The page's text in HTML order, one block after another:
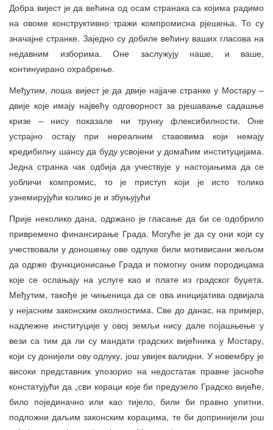
Добра вијест је да већина од осам странака са којима радимо
на овоме конструктивно тражи компромисна рјешења. То су
значајне странке. Заједно су добиле већину ваших гласова на
недавним изборима. Оне заслужују наше, и ваше,
континуирано охрабрење.
Међутим, лоша вијест је да двије најјаче странке у Мостару –
двије које имају највећу одговорност за рјешавање садашње
кризе – нису показале ни трунку флексибилности. Оне
устрајно остају при нереалним ставовима који немају
кредибилну шансу да буду усвојени у домаћим институцијама.
Једна странка чак одбија да учествује у настојањима да се
уобличи компромис, то је приступ који је исто толико
узнемирујући колико је и збуњујући
Прије неколико дана, одржано је гласање да би се одобрило
привремено финансирање Града. Могуће је да су они који су
учествовали у доношењу ове одлуке били мотивисани жељом
да одрже функционисање Града и помогну оним породицама
које се ослањају на услуге као и плате из градског буџета.
Међутим, такође је чињеница да се ова иницијатива одвијала
у нејасним законским околностима. Све до данас, на примјер,
надлежне институције у овој земљи нису дале појашњење у
вези са тим да ли су мандати градских вијећника у Мостару,
који су донијели ову одлуку, још увијек валидни. У новембру је
високи представник упозорио на недостатак правне јасноће
констатујући да „сви кораци које би предузело Градско вијеће,
било појединачно или као тијело, били би правно упитни,
подложни даљим законским корацима, те би допринијели још